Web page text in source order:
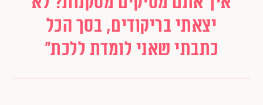
יצאתי בריקודים, בסך הכל
כתבתי שאני לומדת ללכת"